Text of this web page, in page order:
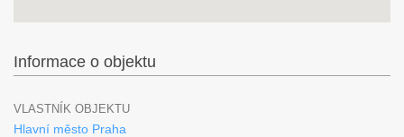
Informace o objektu
VLASTNÍK OBJEKTU
Hlavní město Praha